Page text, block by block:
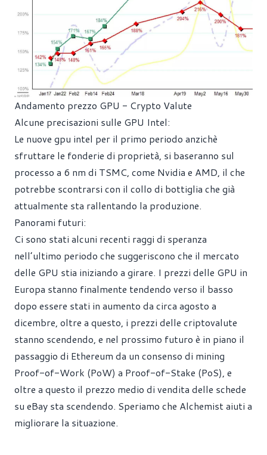
Andamento prezzo GPU - Crypto Valute
Alcune precisazioni sulle GPU Intel:
Le nuove gpu intel per il primo periodo anzichè
sfruttare le fonderie di proprietà, si baseranno sul
processo a 6 nm di TSMC, come Nvidia e AMD, il che
potrebbe scontrarsi con il collo di bottiglia che già
attualmente sta rallentando la produzione.
Panorami futuri:
Ci sono stati alcuni recenti raggi di speranza
nell’ultimo periodo che suggeriscono che il mercato
delle GPU stia iniziando a girare. I prezzi delle GPU in
Europa stanno finalmente tendendo verso il basso
dopo essere stati in aumento da circa agosto a
dicembre, oltre a questo, i prezzi delle criptovalute
stanno scendendo, e nel prossimo futuro è in piano il
passaggio di Ethereum da un consenso di mining
Proof-of-Work (PoW) a Proof-of-Stake (PoS), e
oltre a questo il prezzo medio di vendita delle schede
su eBay sta scendendo. Speriamo che Alchemist aiuti a
migliorare la situazione.